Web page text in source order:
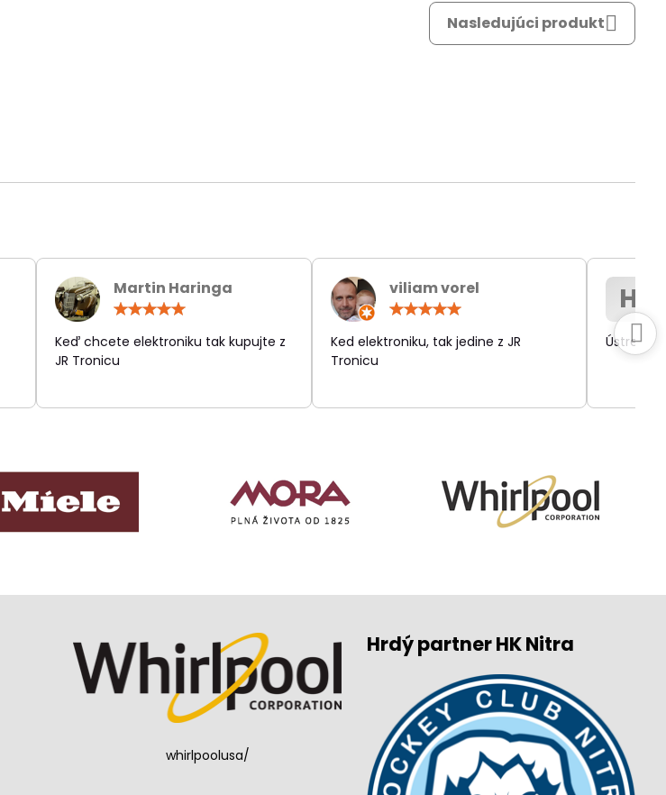
Nasledujúci produkt
Martin Haringa
/
5
Keď chcete elektroniku tak kupujte z
JR Tronicu
viliam vorel
/
5
Ked elektroniku, tak jedine z JR
Tronicu
H
whirlpoolusa/
Hrdý partner HK Nitra